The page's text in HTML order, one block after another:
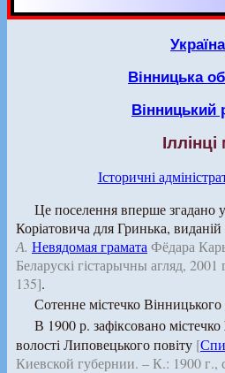
Україна
Вінницька
Вінницький
Іллінці
Історичні
Це поселення вперше згадано
Коріатовича для Гринька,
А. Невядомая грамата Фёдара
Беларускі гістарычны агляд,
135].
Сотенне містечко
В 1900 р. зафіксовано містечко
волості Липовецького повіту [
Киевской губернии. – К.: 1900 г.,